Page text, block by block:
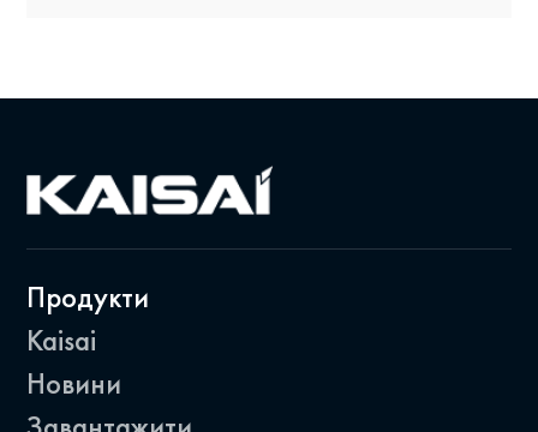
Продукти
Kaisai
Новини